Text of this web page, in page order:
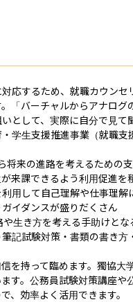
応するため、就職カウン
「バーチャルからアナロ
として、実際に自分で見
学生支援推進事業（就職支
将来の進路を考えるための
来課できるよう利用促進
用して自己理解や仕事理
イダンスが盛りだくさん
生き方を考える手助けと
記試験対策・書類の書き
を持って臨めます。獨協
す。公務員試験対策講座
、効率よく活用できます。